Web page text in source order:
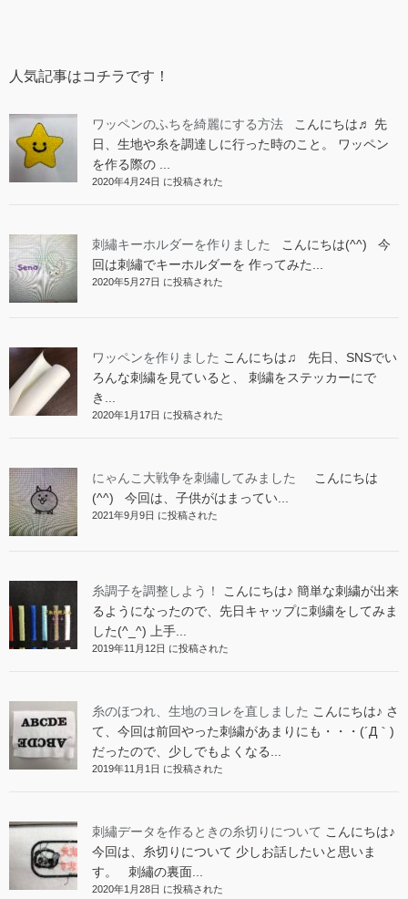
人気記事はコチラです！
ワッペンのふちを綺麗にする方法
こんにちは♬ 先
日、生地や糸を調達しに行った時のこと。 ワッペン
を作る際の ...
2020年4月24日 に投稿された
刺繡キーホルダーを作りました
こんにちは(^^) 今
回は刺繡でキーホルダーを 作ってみた...
2020年5月27日 に投稿された
ワッペンを作りました こんにちは♫ 先日、SNSでい
ろんな刺繍を見ていると、 刺繍をステッカーにで
き...
2020年1月17日 に投稿された
にゃんこ大戦争を刺繡してみました
こんにちは
(^^) 今回は、子供がはまってい...
2021年9月9日 に投稿された
糸調子を調整しよう！
こんにちは♪ 簡単な刺繍が出来
るようになったので、先日キャップに刺繍をしてみま
した(^_^) 上手...
2019年11月12日 に投稿された
糸のほつれ、生地のヨレを直しました こんにちは♪ さ
て、今回は前回やった刺繍があまりにも・・・(´Д｀)
だったので、少しでもよくなる...
2019年11月1日 に投稿された
刺繡データを作るときの糸切りについて こんにちは♪
今回は、糸切りについて 少しお話したいと思いま
す。 刺繡の裏面...
2020年1月28日 に投稿された